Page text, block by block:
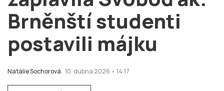
Zapomněli jste heslo?
Brněnští studenti
postavili májku
Natálie Sochorová 10. dubna 2026 • 14:17